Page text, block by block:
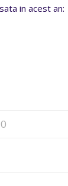
in acest an:
0